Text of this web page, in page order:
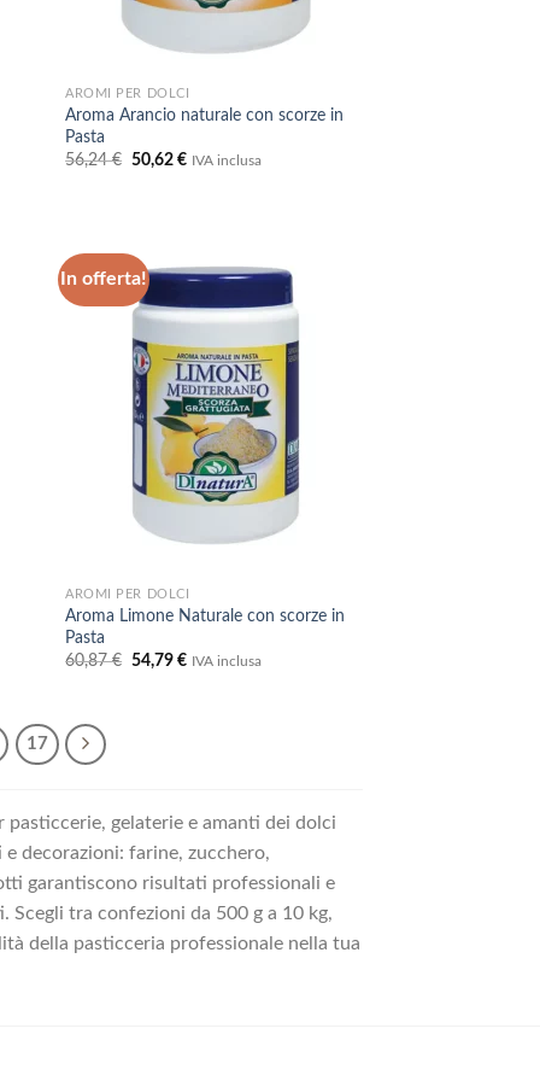
AROMI PER DOLCI
Aroma Arancio naturale con scorze in
Pasta
56,24€ Il
50,62€IlIVA inclusa
In offerta!
alla lista
AROMI PER DOLCI
Aroma Limone Naturale con scorze in
Pasta
60,87€ Il
54,79€IlIVA inclusa
17
gelaterie e amanti dei dolci
decorazioni: farine, zucchero,
garantiscono risultati professionali e
tra confezioni da 500 g a 10 kg,
della pasticceria professionale nella tua